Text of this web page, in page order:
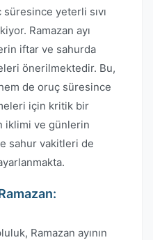
yeterli sıvı
Ramazan ayı
iftar ve sahurda
önerilmektedir. Bu,
de oruç süresince
için kritik bir
iklimi ve günlerin
sahur vakitleri de
Ramazan ayının